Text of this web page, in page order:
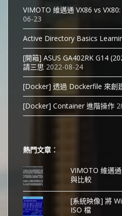
VIMOTO 維邁通 VX86 vs
06-23
Active Directory Basics
[開箱] ASUS GA402RK G14
請三思 2022-08-24
[Docker] 透過 Dockerfile 來創
[Docker] Container 進階操作
熱門文章︰
VIMOTO 維邁
與比較
[系統映像] 將
ISO 檔